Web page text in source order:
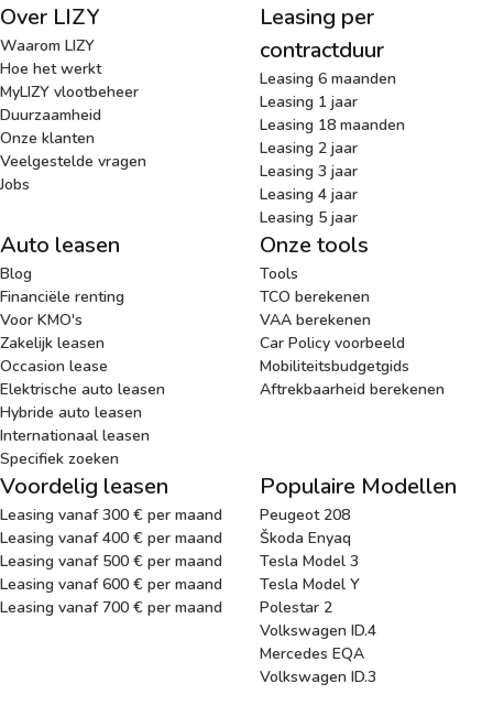
Over LIZY
Waarom LIZY
Hoe het werkt
MyLIZY vlootbeheer
Duurzaamheid
Onze klanten
Veelgestelde vragen
Jobs
Leasing per
contractduur
Leasing 6 maanden
Leasing 1 jaar
Leasing 18 maanden
Leasing 2 jaar
Leasing 3 jaar
Leasing 4 jaar
Leasing 5 jaar
Auto leasen
Blog
Financiële renting
Voor KMO's
Zakelijk leasen
Occasion lease
Elektrische auto leasen
Hybride auto leasen
Internationaal leasen
Specifiek zoeken
Onze tools
Tools
TCO berekenen
VAA berekenen
Car Policy voorbeeld
Mobiliteitsbudgetgids
Aftrekbaarheid berekenen
Voordelig leasen
Leasing vanaf 300 € per maand
Leasing vanaf 400 € per maand
Leasing vanaf 500 € per maand
Leasing vanaf 600 € per maand
Leasing vanaf 700 € per maand
Populaire Modellen
Peugeot 208
Škoda Enyaq
Tesla Model 3
Tesla Model Y
Polestar 2
Volkswagen ID.4
Mercedes EQA
Volkswagen ID.3